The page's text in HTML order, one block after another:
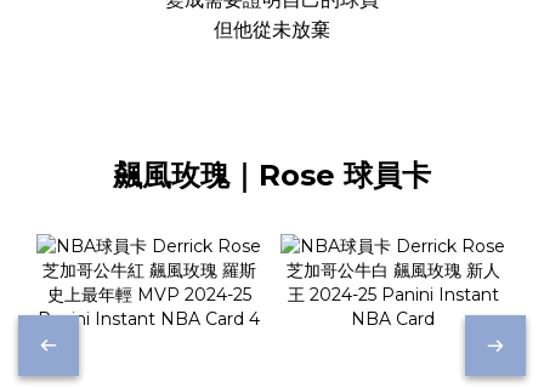
但他從未放棄
飆風玫瑰｜Rose 球員卡